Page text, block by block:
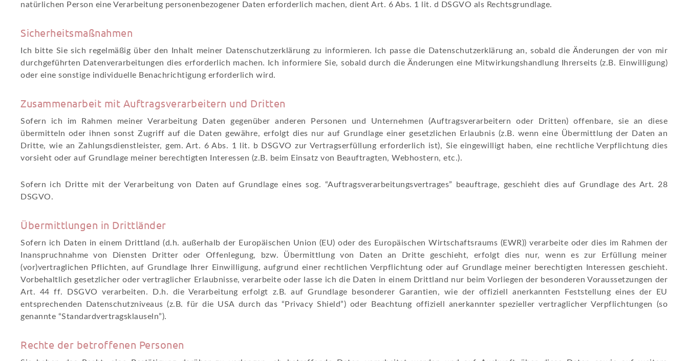
natürlichen Person eine Verarbeitung personenbezogener Daten erforderlich machen, dient Art. 6 Abs. 1 lit. d DSGVO als Rechtsgrundlage.
Sicherheitsmaßnahmen
Ich bitte Sie sich regelmäßig über den Inhalt meiner Datenschutzerklärung zu informieren. Ich passe die Datenschutzerklärung an, sobald die Änderungen der von mir
durchgeführten Datenverarbeitungen dies erforderlich machen. Ich informiere Sie, sobald durch die Änderungen eine Mitwirkungshandlung Ihrerseits (z.B. Einwilligung)
oder eine sonstige individuelle Benachrichtigung erforderlich wird.
Zusammenarbeit mit Auftragsverarbeitern und Dritten
Sofern ich im Rahmen meiner Verarbeitung Daten gegenüber anderen Personen und Unternehmen (Auftragsverarbeitern oder Dritten) offenbare, sie an diese
übermitteln oder ihnen sonst Zugriff auf die Daten gewähre, erfolgt dies nur auf Grundlage einer gesetzlichen Erlaubnis (z.B. wenn eine Übermittlung der Daten an
Dritte, wie an Zahlungsdienstleister, gem. Art. 6 Abs. 1 lit. b DSGVO zur Vertragserfüllung erforderlich ist), Sie eingewilligt haben, eine rechtliche Verpflichtung dies
vorsieht oder auf Grundlage meiner berechtigten Interessen (z.B. beim Einsatz von Beauftragten, Webhostern, etc.).
Sofern ich Dritte mit der Verarbeitung von Daten auf Grundlage eines sog. “Auftragsverarbeitungsvertrages” beauftrage, geschieht dies auf Grundlage des Art. 28
DSGVO.
Übermittlungen in Drittländer
Sofern ich Daten in einem Drittland (d.h. außerhalb der Europäischen Union (EU) oder des Europäischen Wirtschaftsraums (EWR)) verarbeite oder dies im Rahmen der
Inanspruchnahme von Diensten Dritter oder Offenlegung, bzw. Übermittlung von Daten an Dritte geschieht, erfolgt dies nur, wenn es zur Erfüllung meiner
(vor)vertraglichen Pflichten, auf Grundlage Ihrer Einwilligung, aufgrund einer rechtlichen Verpflichtung oder auf Grundlage meiner berechtigten Interessen geschieht.
Vorbehaltlich gesetzlicher oder vertraglicher Erlaubnisse, verarbeite oder lasse ich die Daten in einem Drittland nur beim Vorliegen der besonderen Voraussetzungen der
Art. 44 ff. DSGVO verarbeiten. D.h. die Verarbeitung erfolgt z.B. auf Grundlage besonderer Garantien, wie der offiziell anerkannten Feststellung eines der EU
entsprechenden Datenschutzniveaus (z.B. für die USA durch das “Privacy Shield”) oder Beachtung offiziell anerkannter spezieller vertraglicher Verpflichtungen (so
genannte “Standardvertragsklauseln”).
Rechte der betroffenen Personen